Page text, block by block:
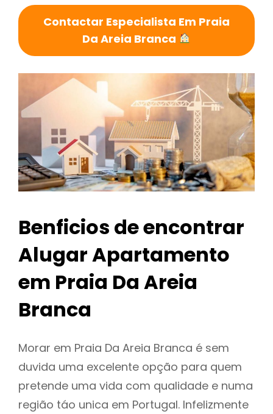
Contactar Especialista Em Praia
Da Areia Branca
Benficios de encontrar
Alugar Apartamento
em Praia Da Areia
Branca
Morar em Praia Da Areia Branca é sem
duvida uma excelente opção para quem
pretende uma vida com qualidade e numa
região táo unica em Portugal. Infelizmente